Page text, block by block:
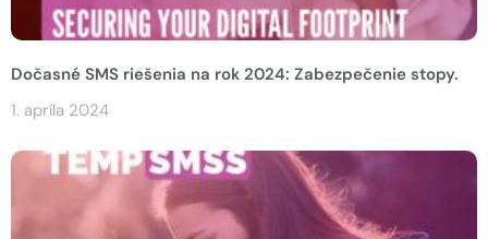
Dočasné SMS riešenia na rok 2024: Zabezpečenie stopy.
1. apríla 2024